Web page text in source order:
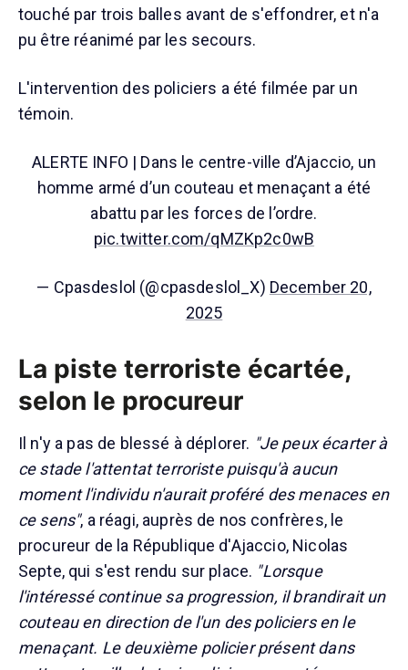
touché par trois balles avant de s'effondrer, et n'a
pu être réanimé par les secours.
L'intervention des policiers a été filmée par un
témoin.
ALERTE INFO | Dans le centre-ville d’Ajaccio, un
homme armé d’un couteau et menaçant a été
abattu par les forces de l’ordre.
pic.twitter.com/qMZKp2c0wB
— Cpasdeslol (@cpasdeslol_X) December 20,
2025
La piste terroriste écartée,
selon le procureur
Il n'y a pas de blessé à déplorer. "Je peux écarter à
ce stade l'attentat terroriste puisqu'à aucun
moment l'individu n'aurait proféré des menaces en
ce sens", a réagi, auprès de nos confrères, le
procureur de la République d'Ajaccio, Nicolas
Septe, qui s'est rendu sur place. "Lorsque
l'intéressé continue sa progression, il brandirait un
couteau en direction de l'un des policiers en le
menaçant. Le deuxième policier présent dans